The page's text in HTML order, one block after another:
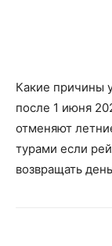
Какие причины
после 1 июня
отменяют
турами если
возвращать